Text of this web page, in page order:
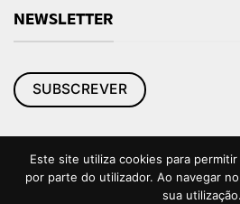
NEWSLETTER
SUBSCREVER
Este site utiliza cookies para
por parte do utilizador. Ao navegar
sua utilização.